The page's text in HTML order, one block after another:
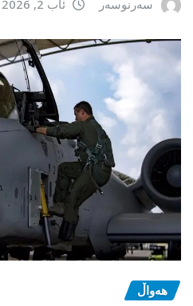
سەرنوسەر ئاب 2, 2026
هەواڵ